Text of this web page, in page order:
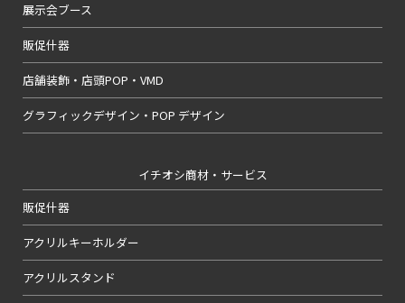
展示会ブース
販促什器
店舗装飾・店頭POP・VMD
グラフィックデザイン・POP デザイン
イチオシ商材・サービス
販促什器
アクリルキーホルダー
アクリルスタンド